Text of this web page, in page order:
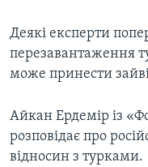
Деякі експерти
перезавантаження
може принести
Айкан Ердемір із
розповідає про
відносин з турками.